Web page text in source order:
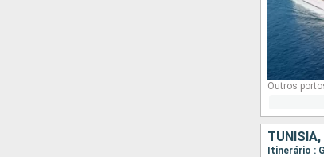
Outros
TUNÍSIA,
Itinerário :